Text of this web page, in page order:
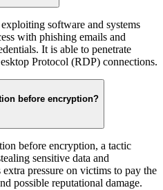
software and systems
with phishing emails and
It is able to penetrate
Protocol (RDP) connections.
before encryption?
before encryption, a tactic
sensitive data and
pressure on victims to pay the
possible reputational damage.